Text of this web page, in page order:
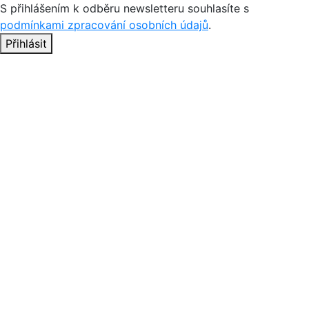
S přihlášením k odběru newsletteru souhlasíte s
podmínkami zpracování osobních údajů.
Přihlásit